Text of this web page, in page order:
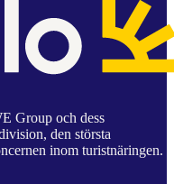
Group och dess
den största
inom turistnäringen.